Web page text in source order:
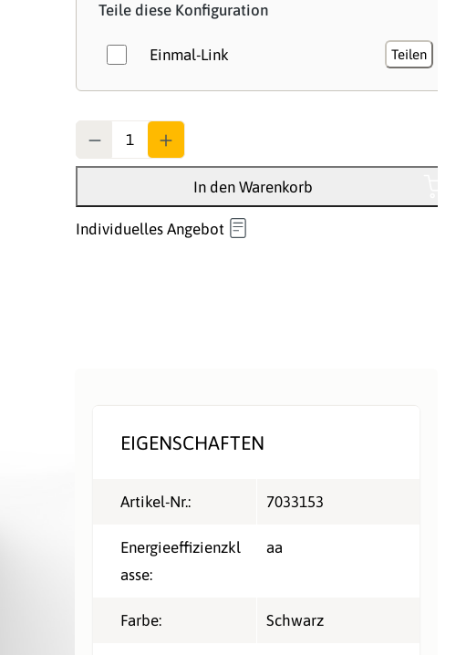
Teile diese Konfiguration
Einmal-Link Teilen
In den Warenkorb
Individuelles Angebot
EIGENSCHAFTEN
Artikel-Nr.: 7033153
Energieeffizienzkl
asse:
aa
Farbe: Schwarz